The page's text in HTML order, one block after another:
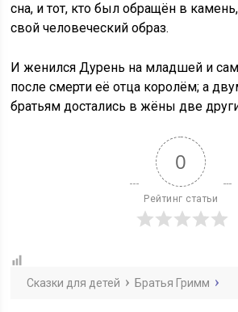
сна, и тот, кто был обращён в
свой человеческий образ.
И женился Дурень на младшей и
после смерти её отца королём; а
братьям достались в жёны две
0
Рейтинг статьи
Сказки для детей Братья Гримм